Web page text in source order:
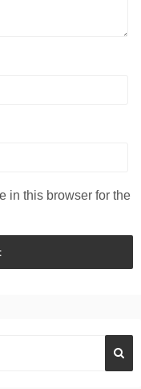
in this browser for the